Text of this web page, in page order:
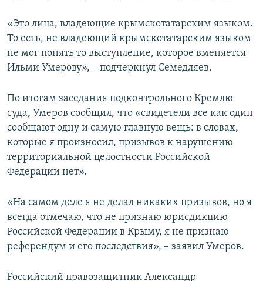
«Это лица, владеющие крымскотатарским языком.
То есть, не владеющий крымскотатарским языком
не мог понять то выступление, которое вменяется
Ильми Умерову», – подчеркнул Семедляев.
По итогам заседания подконтрольного Кремлю
суда, Умеров сообщил, что «свидетели все как один
сообщают одну и самую главную вещь: в словах,
которые я произносил, призывов к нарушению
территориальной целостности Российской
Федерации нет».
«На самом деле я не делал никаких призывов, но я
всегда отмечаю, что не признаю юрисдикцию
Российской Федерации в Крыму, я не признаю
референдум и его последствия», – заявил Умеров.
Российский правозащитник Александр